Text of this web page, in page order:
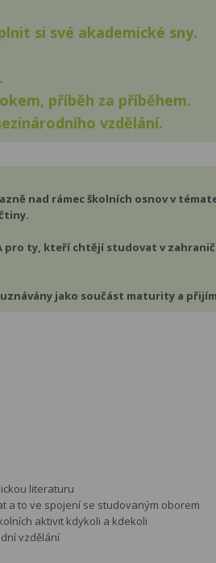
si své akademické sny.
příběh za příběhem.
vzdělání.
nad rámec školních osnov v
ty, kteří chtějí studovat v
jako součást maturity a
literaturu
a to ve spojení se studovaným oborem
aktivit kdykoli a kdekoli
vzdělání